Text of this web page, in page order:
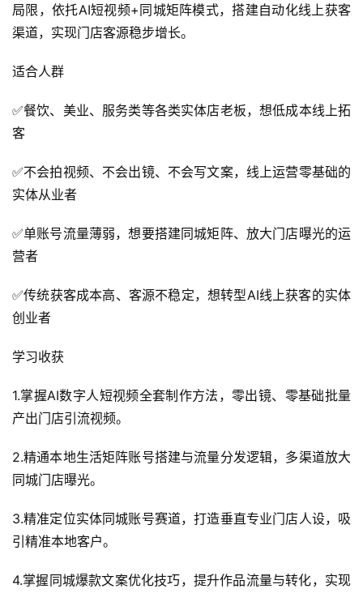
局限，依托AI短视频+同城矩阵模式，搭建自动化线上获客
渠道，实现门店客源稳步增长。
适合人群
✅餐饮、美业、服务类等各类实体店老板，想低成本线上拓
客
✅不会拍视频、不会出镜、不会写文案，线上运营零基础的
实体从业者
✅单账号流量薄弱，想要搭建同城矩阵、放大门店曝光的运
营者
✅传统获客成本高、客源不稳定，想转型AI线上获客的实体
创业者
学习收获
1.掌握AI数字人短视频全套制作方法，零出镜、零基础批量
产出门店引流视频。
2.精通本地生活矩阵账号搭建与流量分发逻辑，多渠道放大
同城门店曝光。
3.精准定位实体同城账号赛道，打造垂直专业门店人设，吸
引精准本地客户。
4.掌握同城爆款文案优化技巧，提升作品流量与转化，实现